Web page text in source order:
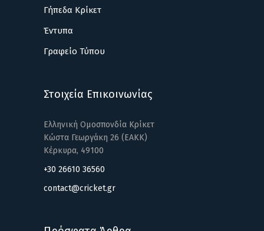
Γήπεδα Κρίκετ
Έντυπα
Γραφείο Τύπου
Στοιχεία Επικοινωνίας
Ελληνική Ομοσπονδία Κρίκετ
Κώστα Γεωργάκη 26 (ΕΑΚΚ)
Κέρκυρα, 49100
+30 26610 36560
contact@cricket.gr